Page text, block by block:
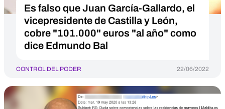
Es falso que Juan García-Gallardo, el
vicepresidente de Castilla y León,
cobre "101.000" euros "al año" como
dice Edmundo Bal
CONTROL DEL PODER 22/06/2022